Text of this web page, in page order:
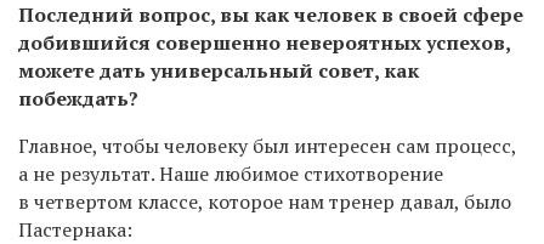
Последний вопрос, вы как человек в своей сфере
добившийся совершенно невероятных успехов,
можете дать универсальный совет, как
побеждать?
Главное, чтобы человеку был интересен сам процесс,
а не результат. Наше любимое стихотворение
в четвертом классе, которое нам тренер давал, было
Пастернака: